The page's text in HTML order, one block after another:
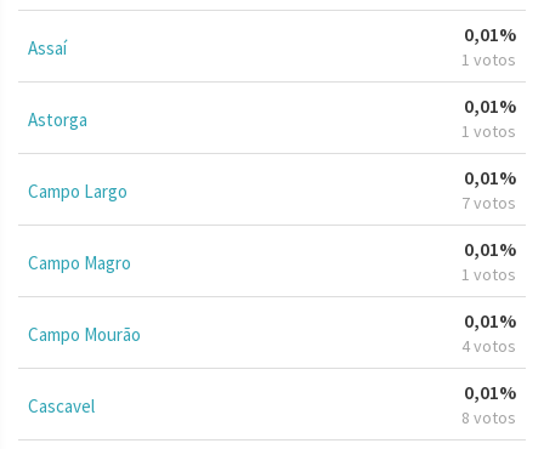
Assaí
0,01%
1 votos
Astorga
0,01%
1 votos
Campo Largo
0,01%
7 votos
Campo Magro
0,01%
1 votos
Campo Mourão
0,01%
4 votos
Cascavel
0,01%
8 votos